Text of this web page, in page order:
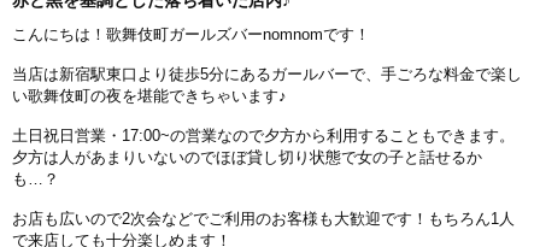
こんにちは！歌舞伎町ガールズバーnomnomです！
当店は新宿駅東口より徒歩5分にあるガールバーで、手ごろな料金で楽し
い歌舞伎町の夜を堪能できちゃいます♪
土日祝日営業・17:00~の営業なので夕方から利用することもできます。
夕方は人があまりいないのでほぼ貸し切り状態で女の子と話せるか
も…？
お店も広いので2次会などでご利用のお客様も大歓迎です！もちろん1人
で来店しても十分楽しめます！